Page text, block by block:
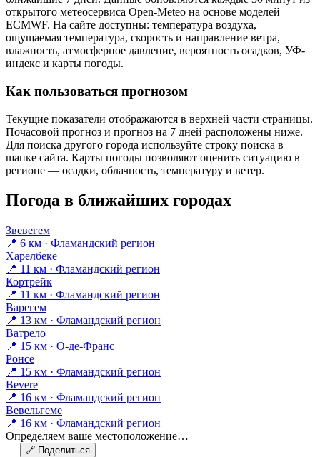
открытого метеосервиса Open-Meteo на основе моделей
ECMWF. На сайте доступны: температура воздуха,
ощущаемая температура, скорость и направление ветра,
влажность, атмосферное давление, вероятность осадков, УФ-
индекс и карты погоды.
Как пользоваться прогнозом
Текущие показатели отображаются в верхней части страницы.
Почасовой прогноз и прогноз на 7 дней расположены ниже.
Для поиска другого города используйте строку поиска в
шапке сайта. Карты погоды позволяют оценить ситуацию в
регионе — осадки, облачность, температуру и ветер.
Погода в ближайших городах
Звевегем
📍 6 км · Фламандский регион
Харелбеке
📍 11 км · Фламандский регион
Кортрейк
📍 11 км · Фламандский регион
Варегем
📍 13 км · Фламандский регион
Ватрело
📍 15 км · О-де-Франс
Ронсе
📍 15 км · Фламандский регион
Bevere
📍 16 км · Фламандский регион
Вевельгеме
📍 16 км · Фламандский регион
Определяем ваше местоположение…
—
🔗 Поделиться